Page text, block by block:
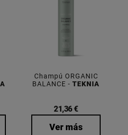
Champú ORGANIC
BALANCE - TEKNIA
21,36 €
Ver más